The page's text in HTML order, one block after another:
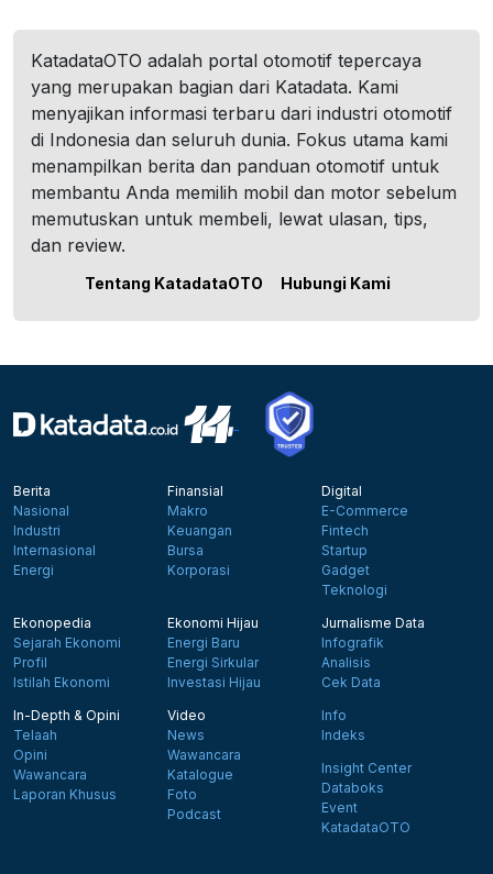
KatadataOTO adalah portal otomotif tepercaya
yang merupakan bagian dari Katadata. Kami
menyajikan informasi terbaru dari industri otomotif
di Indonesia dan seluruh dunia. Fokus utama kami
menampilkan berita dan panduan otomotif untuk
membantu Anda memilih mobil dan motor sebelum
memutuskan untuk membeli, lewat ulasan, tips,
dan review.
Tentang KatadataOTO Hubungi Kami
Berita
Nasional
Industri
Internasional
Energi
Finansial
Makro
Keuangan
Bursa
Korporasi
Digital
E-Commerce
Fintech
Startup
Gadget
Teknologi
Ekonopedia
Sejarah Ekonomi
Profil
Istilah Ekonomi
Ekonomi Hijau
Energi Baru
Energi Sirkular
Investasi Hijau
Jurnalisme Data
Infografik
Analisis
Cek Data
In-Depth & Opini
Telaah
Opini
Wawancara
Laporan Khusus
Video
News
Wawancara
Katalogue
Foto
Podcast
Info
Indeks
Insight Center
Databoks
Event
KatadataOTO